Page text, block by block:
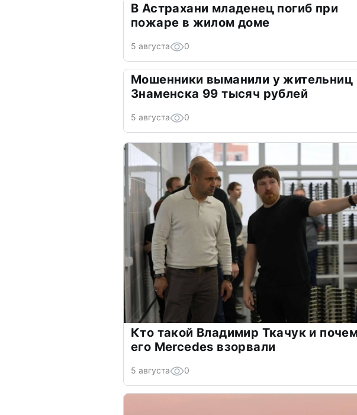
В Астрахани младенец погиб при
пожаре в жилом доме
5 августа 0
Мошенники выманили у жительниц
Знаменска 99 тысяч рублей
5 августа 0
Кто такой Владимир Ткачук и
его Mercedes взорвали
5 августа 0